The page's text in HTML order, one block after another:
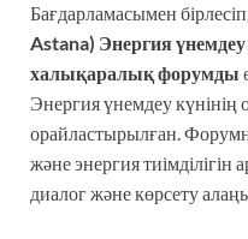
Бағдарламасымен
Astana) Энергия
халықаралық форумды
Энергия үнемдеу
орайластырылған.
және энергия
диалог және көрсету